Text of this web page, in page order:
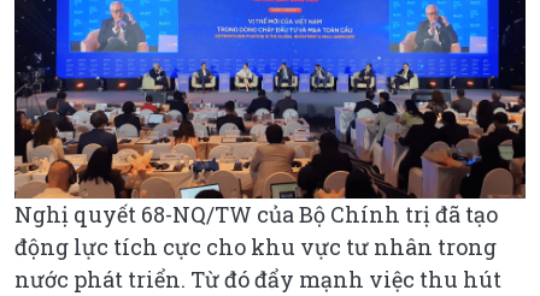
Nghị quyết 68-NQ/TW của Bộ Chính trị đã tạo
động lực tích cực cho khu vực tư nhân trong
nước phát triển. Từ đó đẩy mạnh việc thu hút